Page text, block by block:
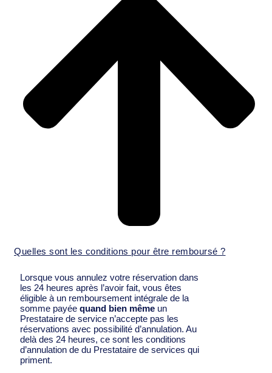
Quelles sont les conditions pour être remboursé ?
Lorsque vous annulez votre réservation dans
les 24 heures après l’avoir fait, vous êtes
éligible à un remboursement intégrale de la
somme payée quand bien même un
Prestataire de service n’accepte pas les
réservations avec possibilité d’annulation. Au
delà des 24 heures, ce sont les conditions
d’annulation de du Prestataire de services qui
priment.